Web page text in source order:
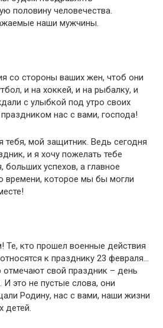
половину человечества.
наши мужчины.
со стороны ваших жен, чтоб они
и на хоккей, и на рыбалку, и
с улыбкой под утро своих
нас с вами, господа!
тебя, мой защитник. Ведь сегодня
и я хочу пожелать тебе
больших успехов, а главное
времени, которое мы бы могли
кто прошел военные действия
к празднику 23 февраля…
свой праздник – день
И это не пустые слова, они
Родину, нас с вами, наши жизни
детей.